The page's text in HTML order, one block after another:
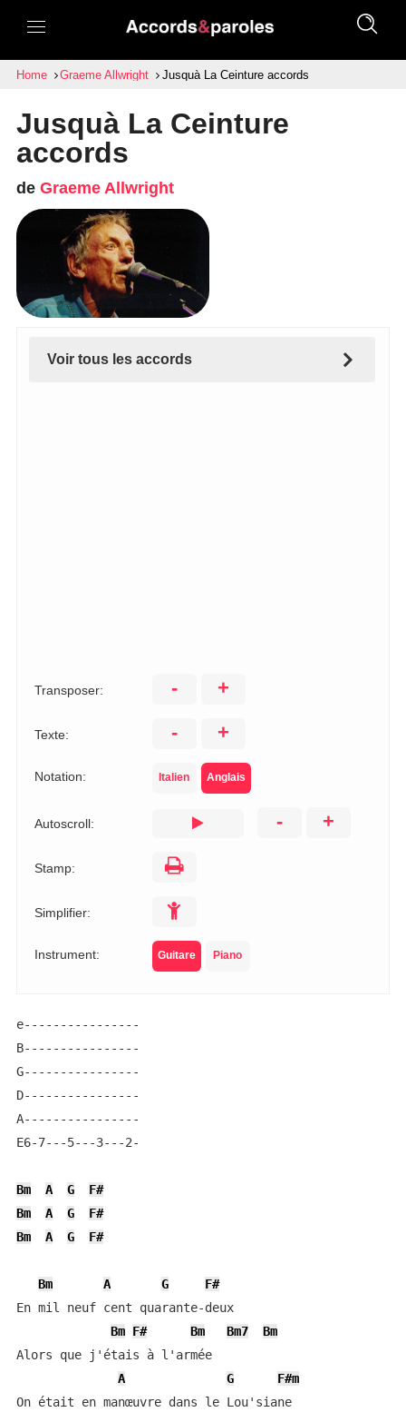
Home Graeme Allwright Jusquà La Ceinture accords
Jusquà La Ceinture
accords
de Graeme Allwright
Voir tous les accords
Transposer: - +
Texte: - +
Notation: Italien Anglais
Autoscroll: - +
Stamp:
Simplifier:
Instrument: Guitare Piano
e----------------
B----------------
G----------------
D----------------
A----------------
E6-7---5---3---2-
Bm A G
F#
Bm
A G
F#
Bm
A G F#
Bm A G
F#
En mil neuf cent quarante-deux
Bm F# Bm Bm7
Bm
Alors que j'étais à l'armée
A
G
F#m
On était en manœuvre dans le Lou'siane